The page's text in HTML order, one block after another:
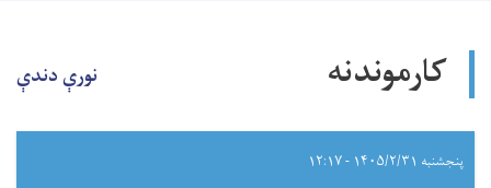
کارموندنه نورې دندې
پنجشنبه ۱۴۰۵/۲/۳۱ - ۱۲:۱۷